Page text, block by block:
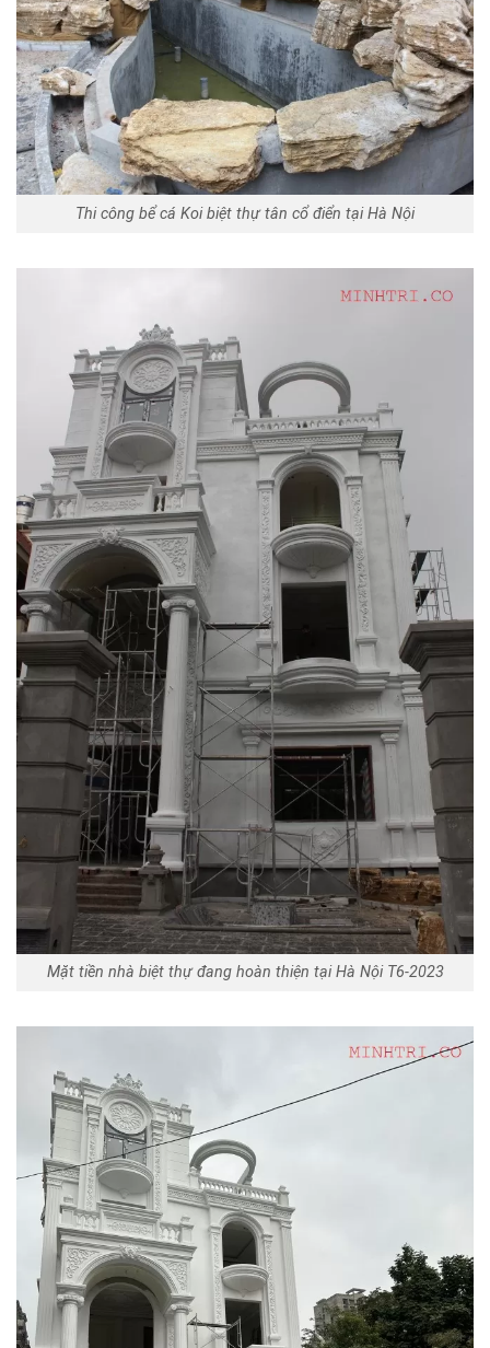
Thi công bể cá Koi biệt thự tân cổ điển tại Hà Nội
Mặt tiền nhà biệt thự đang hoàn thiện tại Hà Nội T6-2023